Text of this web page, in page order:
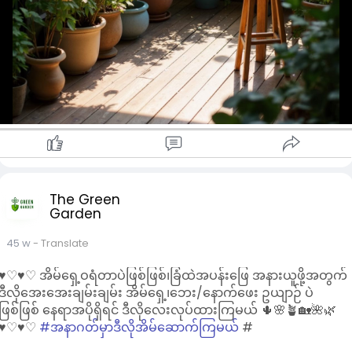
The Green
Garden
45 w- Translate
အိမ်ရှေ့ဝရံတာပဲဖြစ်ဖြစ်၊ခြံထဲအပန်းဖြေ အနားယူဖို့အတွက်
လိုအေးအေးချမ်းချမ်း အိမ်ရှေ့၊ဘေး/နောက်ဖေး ဥယျာဉ် ပဲ
ြစ်ဖြစ် နေရာအပိုရှိရင် ဒီလိုလေးလုပ်ထားကြမယ် 🌵🌸🪴🏡🌺🌿
#အနာဂတ်မှာဒီလိုအိမ်ဆောက်ကြမယ် #